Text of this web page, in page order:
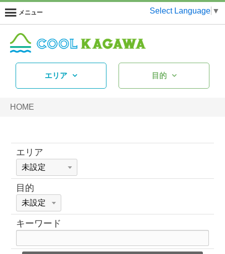
メニュー Select Language ▼
エリア 目的
HOME
エリア
目的
キーワード